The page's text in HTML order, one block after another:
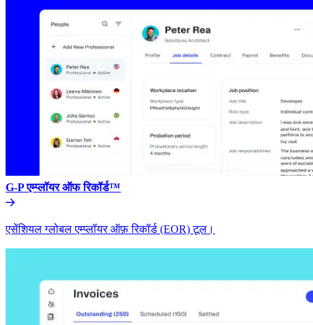
G-P एम्प्लॉयर ऑफ रिकॉर्ड™​​
एसेंशियल ग्लोबल एम्प्लॉयर ऑफ़ रिकॉर्ड (EOR) टूल।​​